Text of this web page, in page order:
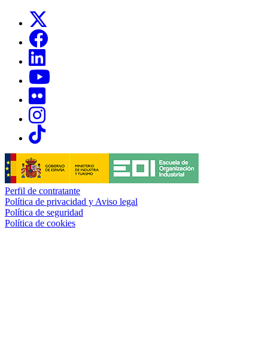
Links, Opens in this window
Links, Opens in this window
Links, Opens in this window
Links, Opens in this window
Links, Opens in this window
Perfil de contratante
Política de privacidad y Aviso legal
Política de seguridad
Política de cookies